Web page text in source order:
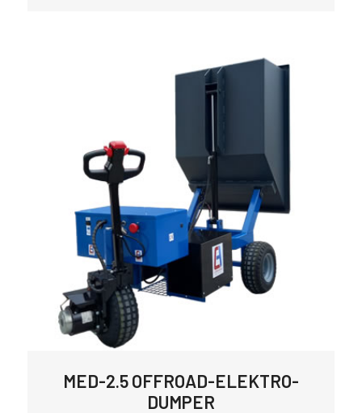
MED-2.5 OFFROAD-ELEKTRO-
DUMPER